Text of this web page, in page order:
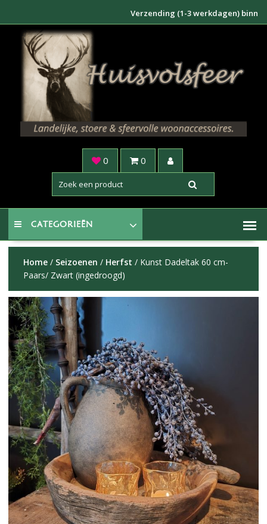
inhoud
Verzending (1-3 werkdagen) binnen
0 0
CATEGORIEËN
Home/ Seizoenen / Herfst / Kunst Dadeltak 60 cm-
Paars/ Zwart (ingedroogd)